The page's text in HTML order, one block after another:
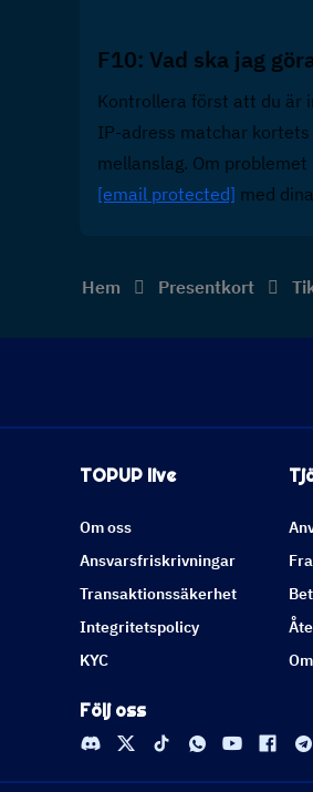
F10: Vad ska jag
Kontrollera först att du är
IP-adress matchar
[email protected] med
Hem Presentkort
TOPUP live
Om oss
Ansvarsfriskrivningar
Transaktionssäkerhet
Integritetspolicy
KYC
Följ oss